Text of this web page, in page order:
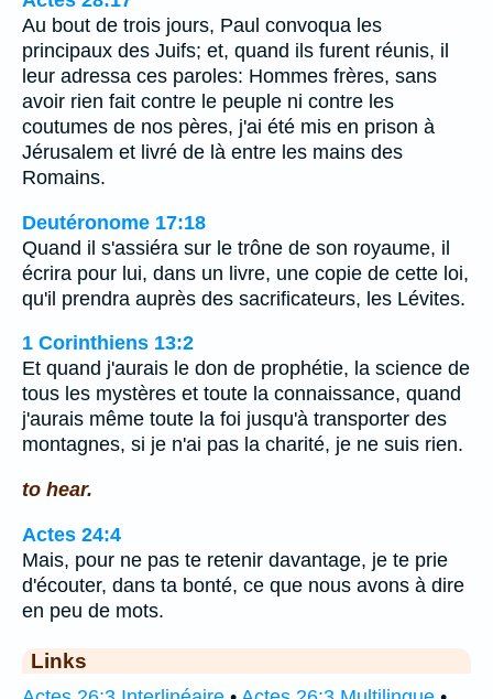
Au bout de trois jours, Paul convoqua les
principaux des Juifs; et, quand ils furent réunis, il
leur adressa ces paroles: Hommes frères, sans
avoir rien fait contre le peuple ni contre les
coutumes de nos pères, j'ai été mis en prison à
Jérusalem et livré de là entre les mains des
Romains.
Deutéronome 17:18
Quand il s'assiéra sur le trône de son royaume, il
écrira pour lui, dans un livre, une copie de cette loi,
qu'il prendra auprès des sacrificateurs, les Lévites.
1 Corinthiens 13:2
Et quand j'aurais le don de prophétie, la science de
tous les mystères et toute la connaissance, quand
j'aurais même toute la foi jusqu'à transporter des
montagnes, si je n'ai pas la charité, je ne suis rien.
to hear.
Actes 24:4
Mais, pour ne pas te retenir davantage, je te prie
d'écouter, dans ta bonté, ce que nous avons à dire
en peu de mots.
Links